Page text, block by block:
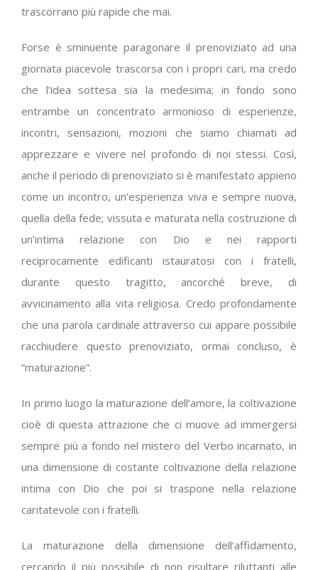
trascorrano più rapide che mai.
Forse è sminuente paragonare il prenoviziato ad una
giornata piacevole trascorsa con i propri cari, ma credo
che l’idea sottesa sia la medesima; in fondo sono
entrambe un concentrato armonioso di esperienze,
incontri, sensazioni, mozioni che siamo chiamati ad
apprezzare e vivere nel profondo di noi stessi. Così,
anche il periodo di prenoviziato si è manifestato appieno
come un incontro, un’esperienza viva e sempre nuova,
quella della fede; vissuta e maturata nella costruzione di
un’intima relazione con Dio e nei rapporti
reciprocamente edificanti istauratosi con i fratelli,
durante questo tragitto, ancorché breve, di
avvicinamento alla vita religiosa. Credo profondamente
che una parola cardinale attraverso cui appare possibile
racchiudere questo prenoviziato, ormai concluso, è
“maturazione”.
In primo luogo la maturazione dell’amore, la coltivazione
cioè di questa attrazione che ci muove ad immergersi
sempre più a fondo nel mistero del Verbo incarnato, in
una dimensione di costante coltivazione della relazione
intima con Dio che poi si traspone nella relazione
caritatevole con i fratelli.
La maturazione della dimensione dell’affidamento,
cercando il più possibile di non risultare riluttanti alle